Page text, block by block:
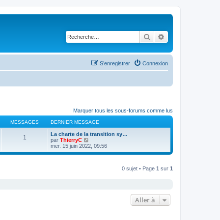
Rechercher
Connexion
S’enregistrer
Marquer tous les sous-forums comme lus
MESSAGES DERNIER MESSAGE
1
La charte de la transition sy…
par ThierryC
o
i
mer. 15 juin 2022, 09:56
0 sujet • Page 1 sur 1
Aller à